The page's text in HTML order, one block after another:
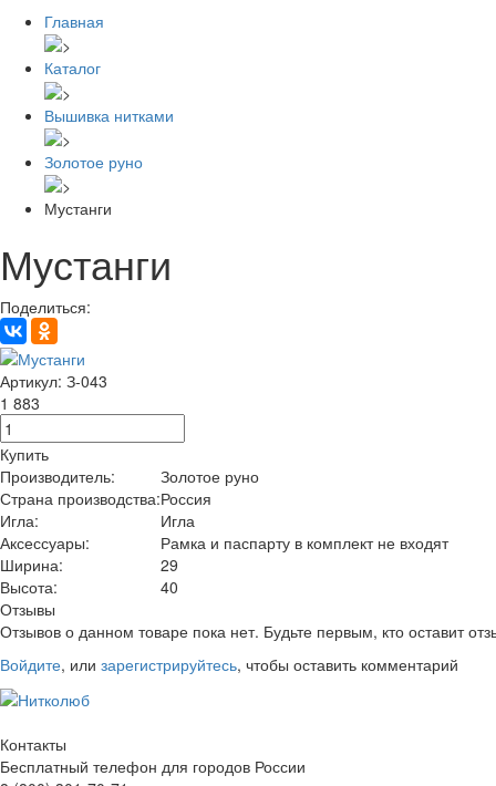
Главная
Каталог
Вышивка нитками
Золотое руно
Мустанги
Мустанги
Поделиться:
Артикул: З-043
1 883
Купить
Производитель:
Золотое руно
Страна производства:Россия
Игла:
Игла
Аксессуары:
Рамка и паспарту в комплект не входят
Ширина:
29
Высота:
40
Отзывы
Отзывов о данном товаре пока нет. Будьте первым, кто оставит
Войдите, или зарегистрируйтесь, чтобы оставить комментарий
Контакты
Бесплатный телефон для городов России